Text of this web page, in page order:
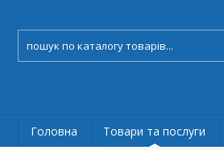
Головна Товари та послуги